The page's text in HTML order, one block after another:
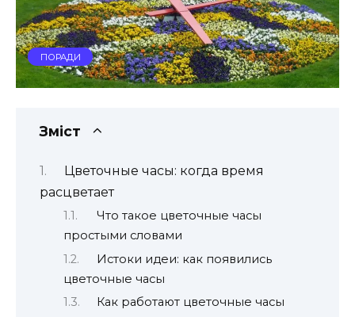
ПОРАДИ
Зміст
Цветочные часы: когда время
расцветает
Что такое цветочные часы
простыми словами
Истоки идеи: как появились
цветочные часы
Как работают цветочные часы